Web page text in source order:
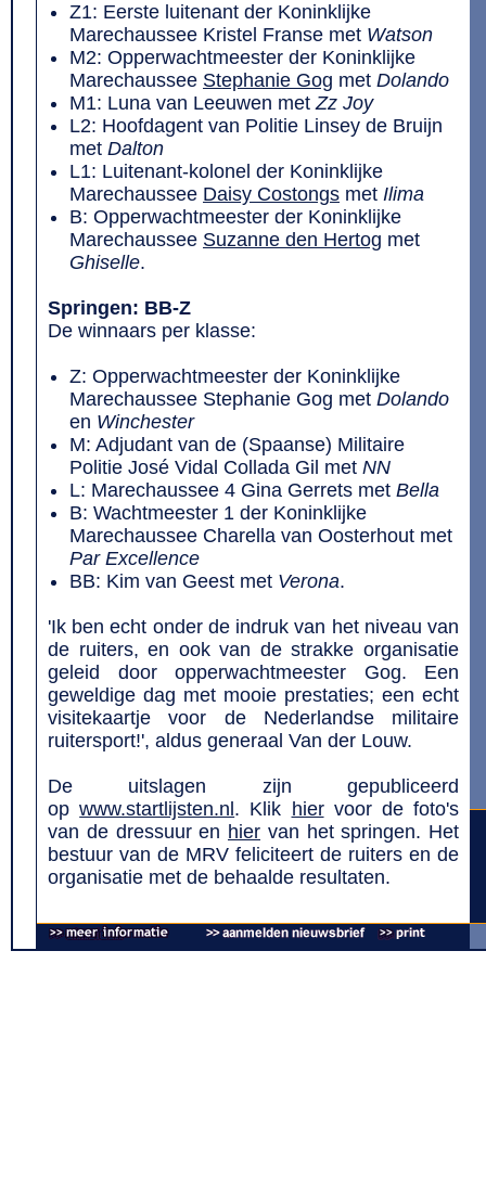
Z1: Eerste luitenant der Koninklijke
Marechaussee Kristel Franse met Watson
M2: Opperwachtmeester der Koninklijke
Marechaussee Stephanie Gog met Dolando
M1: Luna van Leeuwen metZz Joy
L2: Hoofdagent van Politie Linsey de Bruijn
met Dalton
L1: Luitenant-kolonel der Koninklijke
Marechaussee Daisy Costongs met Ilima
B: Opperwachtmeester der Koninklijke
Marechaussee Suzanne den Hertog met
Ghiselle.
Springen: BB-Z
De winnaars per klasse:
Z: Opperwachtmeester der Koninklijke
Marechaussee Stephanie Gog met Dolando
en Winchester
M: Adjudant van de (Spaanse) Militaire
Politie José Vidal Collada Gil met NN
L: Marechaussee 4 Gina Gerrets met Bella
B: Wachtmeester 1 der Koninklijke
Marechaussee Charella van Oosterhout met
Par Excellence
BB: Kim van Geest met Verona.
'Ik ben echt onder de indruk van het niveau van
de ruiters, en ook van de strakke organisatie
geleid door opperwachtmeester Gog. Een
geweldige dag met mooie prestaties; een echt
visitekaartje voor de Nederlandse militaire
ruitersport!', aldus generaal Van der Louw.
De uitslagen zijn gepubliceerd
opwww.startlijsten.nl . Klik hiervoor de foto's
van de dressuur en hier van het springen. Het
bestuur van de MRV feliciteert de ruiters en de
organisatie met de behaalde resultaten.